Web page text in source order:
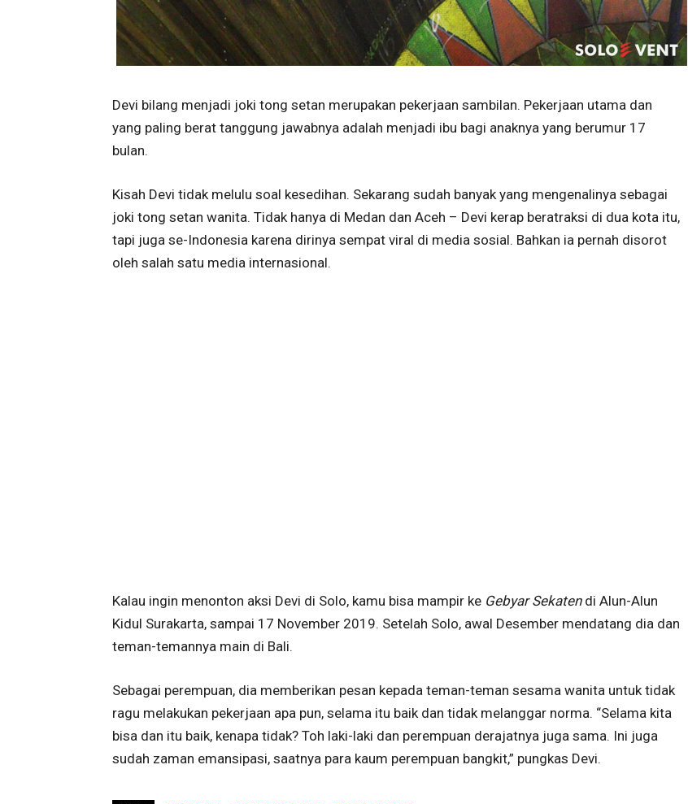
Devi bilang menjadi joki tong setan merupakan pekerjaan sambilan. Pekerjaan utama dan
yang paling berat tanggung jawabnya adalah menjadi ibu bagi anaknya yang berumur 17
bulan.
Kisah Devi tidak melulu soal kesedihan. Sekarang sudah banyak yang mengenalinya sebagai
joki tong setan wanita. Tidak hanya di Medan dan Aceh – Devi kerap beratraksi di dua kota itu,
tapi juga se-Indonesia karena dirinya sempat viral di media sosial. Bahkan ia pernah disorot
oleh salah satu media internasional.
Kalau ingin menonton aksi Devi di Solo, kamu bisa mampir ke Gebyar Sekaten di Alun-Alun
Kidul Surakarta, sampai 17 November 2019. Setelah Solo, awal Desember mendatang dia dan
teman-temannya main di Bali.
Sebagai perempuan, dia memberikan pesan kepada teman-teman sesama wanita untuk tidak
ragu melakukan pekerjaan apa pun, selama itu baik dan tidak melanggar norma. “Selama kita
bisa dan itu baik, kenapa tidak? Toh laki-laki dan perempuan derajatnya juga sama. Ini juga
sudah zaman emansipasi, saatnya para kaum perempuan bangkit,” pungkas Devi.